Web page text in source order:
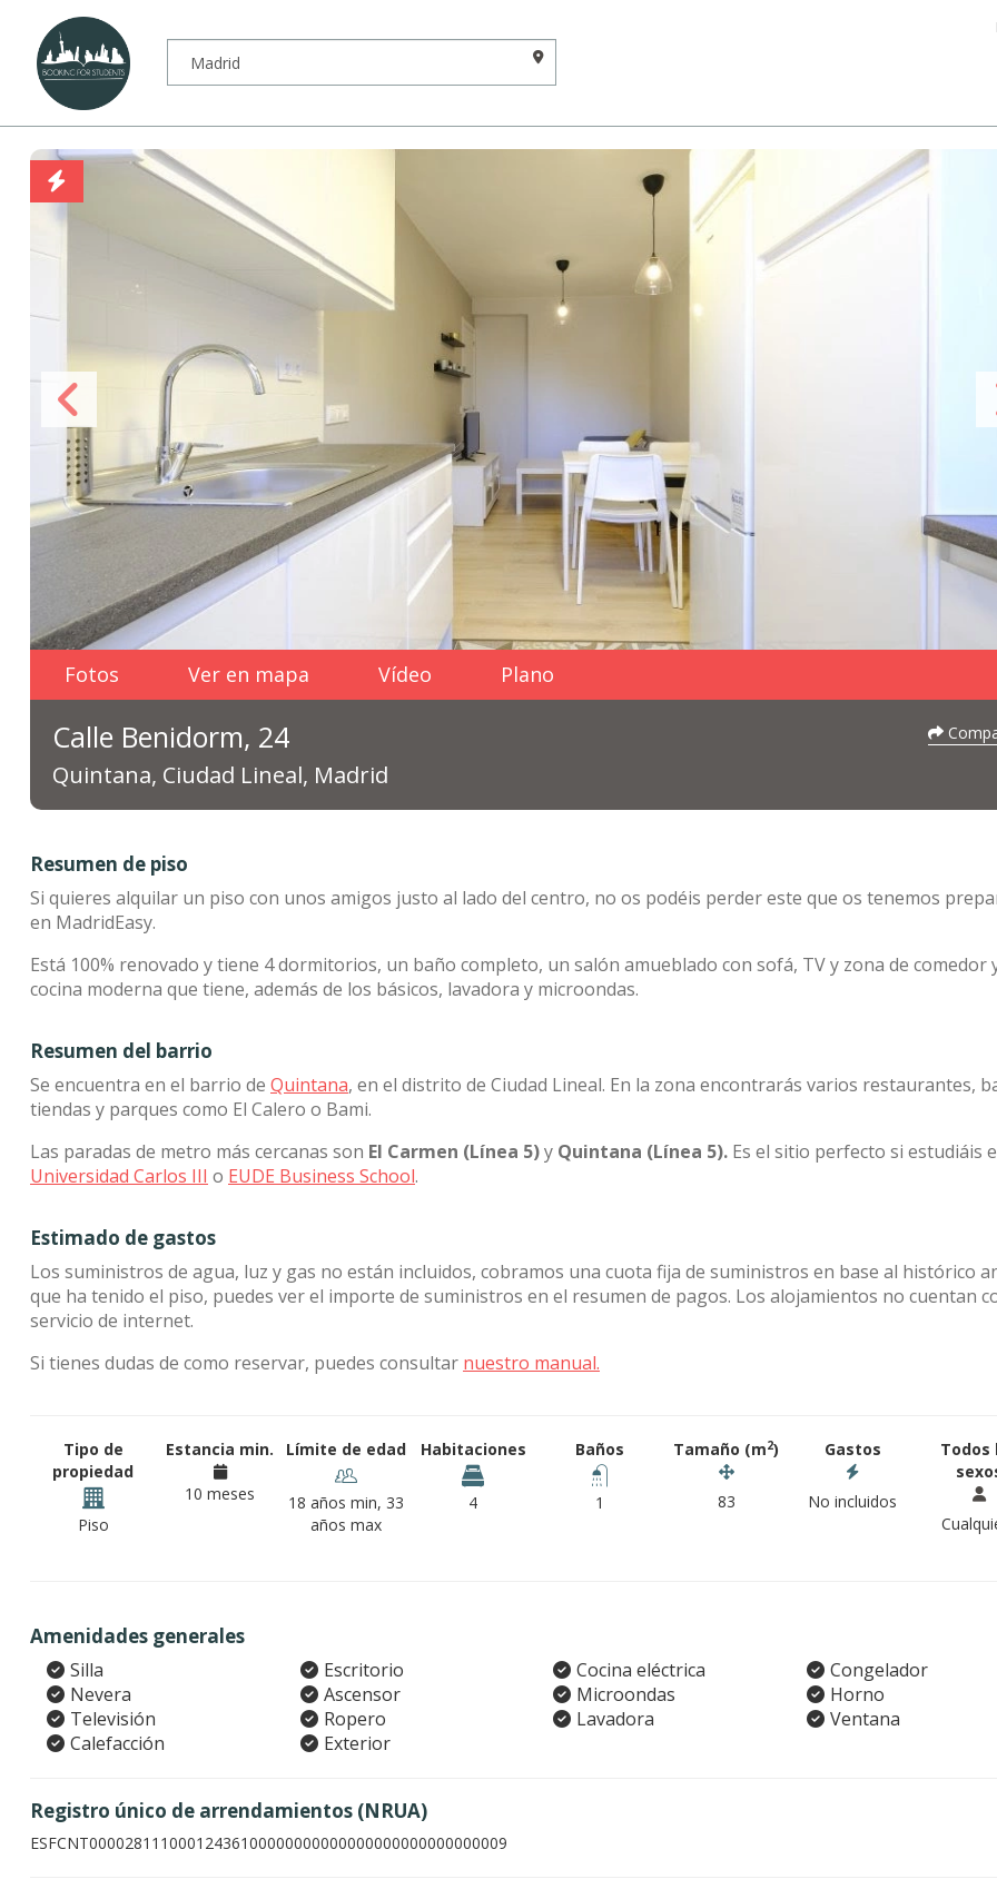
Fotos Ver en mapa Vídeo Plano
Calle Benidorm, 24
Quintana, Ciudad Lineal, Madrid
Resumen de piso
Si quieres alquilar un piso con unos amigos justo al lado del centro, no os podéis perder este que os tenemos
en MadridEasy.
Está 100% renovado y tiene 4 dormitorios, un baño completo, un salón amueblado con sofá, TV y zona de comedor
cocina moderna que tiene, además de los básicos, lavadora y microondas.
Resumen del barrio
Se encuentra en el barrio de Quintana, en el distrito de Ciudad Lineal. En la zona encontrarás varios restaurantes,
tiendas y parques como El Calero o Bami.
Las paradas de metro más cercanas son El Carmen (Línea 5)y Quintana (Línea 5). Es el sitio perfecto si estudiáis
Universidad Carlos III o EUDE Business School.
Estimado de gastos
Los suministros de agua, luz y gas no están incluidos, cobramos una cuota fija de suministros en base al histórico
que ha tenido el piso, puedes ver el importe de suministros en el resumen de pagos. Los alojamientos no cuentan
servicio de internet.
Si tienes dudas de como reservar, puedes consultar nuestro manual.
Tipo de
propiedad
Piso
Estancia min.
10 meses
Límite de edad
18 años min, 33
años max
Habitaciones
4
Baños
1
Tamaño (m2)
83
Gastos
No incluidos
Todos
Amenidades generales
Silla Escritorio Cocina eléctrica
Congelador
Nevera
Ascensor Microondas
Horno
Televisión
Ropero Lavadora
Ventana
Calefacción
Exterior
Registro único de arrendamientos (NRUA)
ESFCNT00002811100012436100000000000000000000000000009